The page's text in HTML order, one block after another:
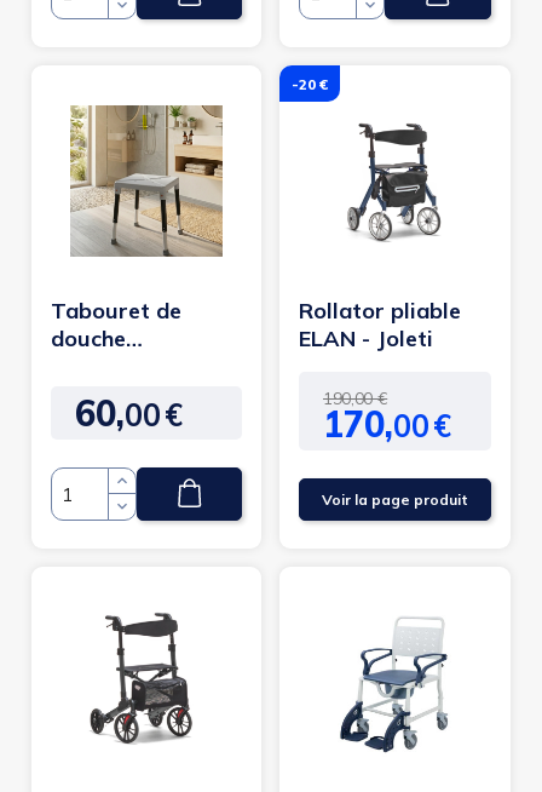
(1 avis)
Tabouret de
douche
Joleti
Prix
60,00€
Quantité
-20 €
Rollator pliable
ELAN - Joleti
Prix
de
base
190,00 €Prix
170,00€
Voir la page produit